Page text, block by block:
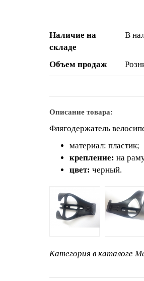
Наличие на
складе
В
Объем продаж
Описание товара:
Флягодержатель
материал: пластик;
крепление: на
цвет: черный.
Категория в каталоге